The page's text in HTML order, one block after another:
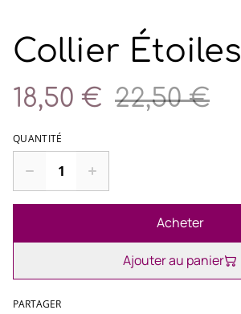
Collier Étoiles
18,50 € 22,50 €
QUANTITÉ
Acheter
Ajouter au panier
PARTAGER